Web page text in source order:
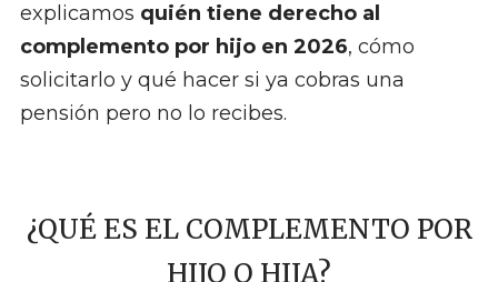
explicamos quién tiene derecho al
complemento por hijo en 2026, cómo
solicitarlo y qué hacer si ya cobras una
pensión pero no lo recibes.
¿QUÉ ES EL COMPLEMENTO POR
HIJO O HIJA?